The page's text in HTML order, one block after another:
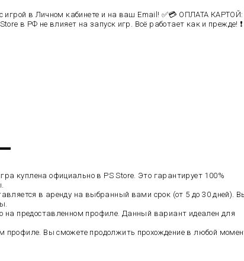
в Личном кабинете и на ваш Email! ✅💳 ОПЛАТА КАРТОЙ:
в РФ не влияет на запуск игр. Всё работает как и прежде! ❗️
официально в PS Store. Это гарантирует 100%
в аренду на выбранный вами срок (от 5 до 30 дней).
предоставленном профиле. Данный вариант идеален для
Вы сможете продолжить прохождение в любой